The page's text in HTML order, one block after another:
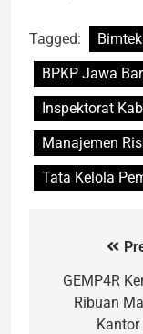
Tagged:
BPKP Jawa
Inspektorat
Manajemen
Tata Kelola
GEMP4R
Ribuan